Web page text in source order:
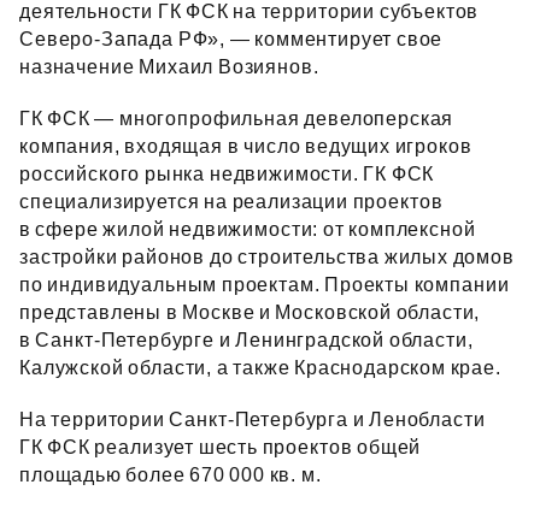
деятельности ГК ФСК на территории субъектов
Северо‑Запада РФ», — комментирует свое
назначение Михаил Возиянов.
ГК ФСК — многопрофильная девелоперская
компания, входящая в число ведущих игроков
российского рынка недвижимости. ГК ФСК
специализируется на реализации проектов
в сфере жилой недвижимости: от комплексной
застройки районов до строительства жилых домов
по индивидуальным проектам. Проекты компании
представлены в Москве и Московской области,
в Санкт‑Петербурге и Ленинградской области,
Калужской области, а также Краснодарском крае.
На территории Санкт‑Петербурга и Ленобласти
ГК ФСК реализует шесть проектов общей
площадью более 670 000 кв. м.